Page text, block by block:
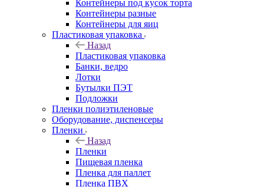
Контейнеры под кусок торта
Контейнеры разные
Контейнеры для яиц
Пластиковая упаковка
Назад
Пластиковая упаковка
Банки, ведро
Лотки
Бутылки ПЭТ
Подложки
Пленки полиэтиленовые
Оборудование, диспенсеры
Пленки
Назад
Пленки
Пищевая пленка
Пленка для паллет
Пленка ПВХ